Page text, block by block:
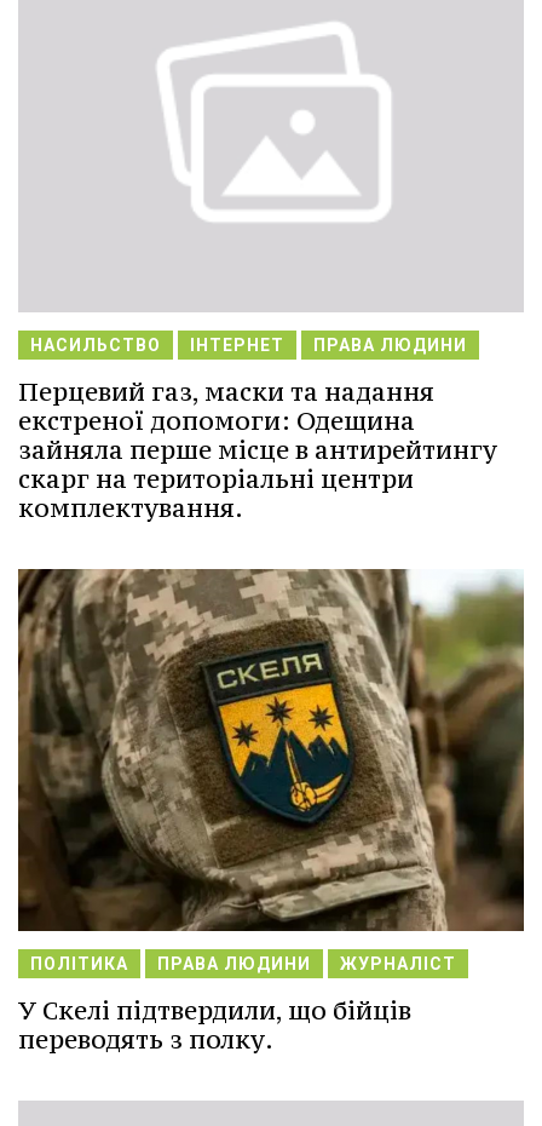
НАСИЛЬСТВО ІНТЕРНЕТ ПРАВА ЛЮДИНИ
Перцевий газ, маски та надання
екстреної допомоги: Одещина
зайняла перше місце в антирейтингу
скарг на територіальні центри
комплектування.
ПОЛІТИКА ПРАВА ЛЮДИНИ ЖУРНАЛІСТ
У Скелі підтвердили, що бійців
переводять з полку.